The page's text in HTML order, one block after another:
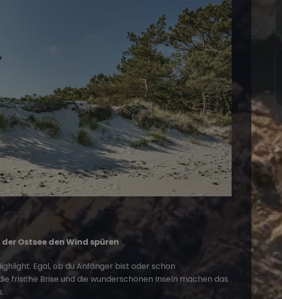
Ostsee den Wind spüren
Egal, ob du Anfänger bist oder schon
frische Brise und die wunderschönen Inseln machen das